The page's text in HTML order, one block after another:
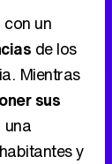
un
de los
Mientras
sus
una
y